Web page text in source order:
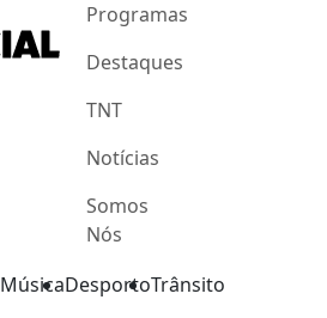
Programas
Destaques
TNT
Notícias
Somos
Nós
MúsicaDesportoTrânsito